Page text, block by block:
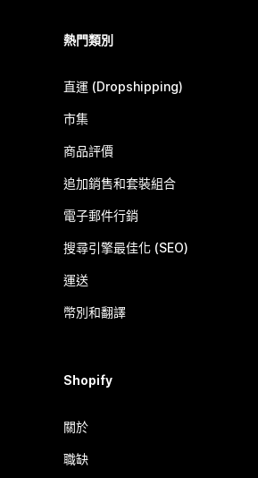
熱門類別
直運 (Dropshipping)
市集
商品評價
追加銷售和套裝組合
電子郵件行銷
搜尋引擎最佳化 (SEO)
運送
幣別和翻譯
Shopify
關於
職缺